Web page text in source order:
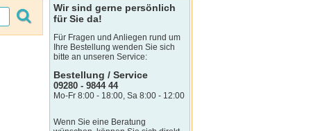
Wir sind gerne persönlich
für Sie da!
Für Fragen und Anliegen rund um
Ihre Bestellung wenden Sie sich
bitte an unseren Service:
Bestellung / Service
09280 - 9844 44
Mo-Fr 8:00 - 18:00, Sa 8:00 - 12:00
Wenn Sie eine Beratung